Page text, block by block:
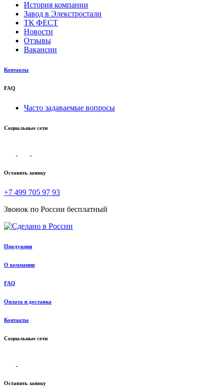
История компании
Завод в Элекстростали
ТК ФЕСТ
Новости
Отзывы
Вакансии
Контакты
FAQ
Часто задаваемые вопросы
Социальные сети
Оставить заявку
+7 499 705 97 93
Звонок по России бесплатный
Продукция
О компании
FAQ
Оплата и доставка
Контакты
Социальные сети
Оставить заявку